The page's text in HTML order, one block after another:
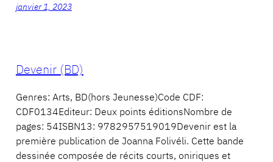
janvier 1, 2023
Devenir (BD)
Genres: Arts, BD(hors Jeunesse)Code CDF:
CDF0134Editeur: Deux points éditionsNombre de
pages: 54ISBN13: 9782957519019Devenir est la
première publication de Joanna Folivéli. Cette bande
dessinée composée de récits courts, oniriques et